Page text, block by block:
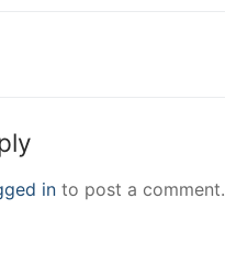
in to post a comment.